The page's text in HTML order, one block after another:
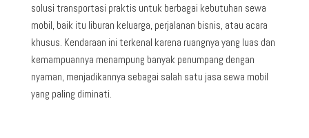
solusi transportasi praktis untuk berbagai kebutuhan sewa
mobil, baik itu liburan keluarga, perjalanan bisnis, atau acara
khusus. Kendaraan ini terkenal karena ruangnya yang luas dan
kemampuannya menampung banyak penumpang dengan
nyaman, menjadikannya sebagai salah satu jasa sewa mobil
yang paling diminati.